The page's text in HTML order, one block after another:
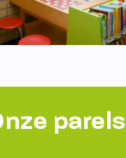
parels